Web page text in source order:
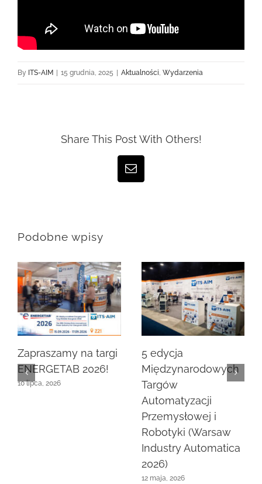
By ITS-AIM 15 grudnia, 2025 Aktualności, Wydarzenia
Share This Post With Others!
Email
Podobne wpisy
Zapraszamy na targi
ENERGETAB 2026!
10 lipca, 2026
5 edycja
Międzynarodowych
Targów
Automatyzacji
Przemysłowej i
Robotyki (Warsaw
Industry Automatica
2026)
12 maja, 2026